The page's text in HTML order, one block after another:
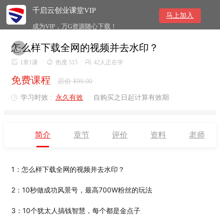
千启云创业课堂VIP
成为VIP，万G资源随心下载！
马上加入

怎么样下载全网的视频并去水印？
 1章1课  热度 515  42人正在学
免费课程 原价 ¥99.00
 学习时效 : 永久有效 自购买之日起计算有效期
简介 章节 评价 资料 老师
1： 怎么样下载全网的视频并去水印？
2：10秒做成功风景号，最高700W粉丝的玩法
3：10个犹太人搞钱智慧，每个都是金点子